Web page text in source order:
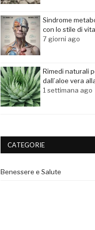
Sindrome
con lo stile di
7 giorni ago
Rimedi naturali
dall’aloe vera
1 settimana ago
CATEGORIE
Benessere e Salute